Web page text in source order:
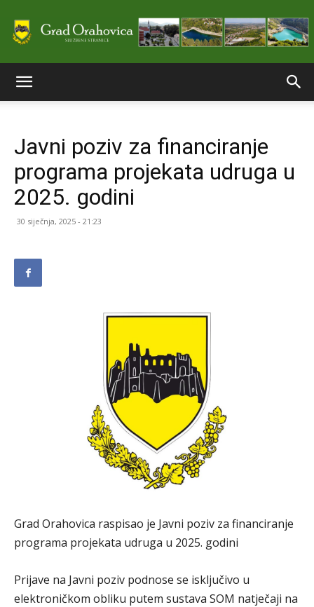
stranice
Javni poziv za financiranje
programa projekata udruga u
2025. godini
30 siječnja, 2025 - 21:23
Grad Orahovica raspisao je Javni poziv za financiranje
programa projekata udruga u 2025. godini
Prijave na Javni poziv podnose se isključivo u
elektroničkom obliku putem sustava SOM natječaji na